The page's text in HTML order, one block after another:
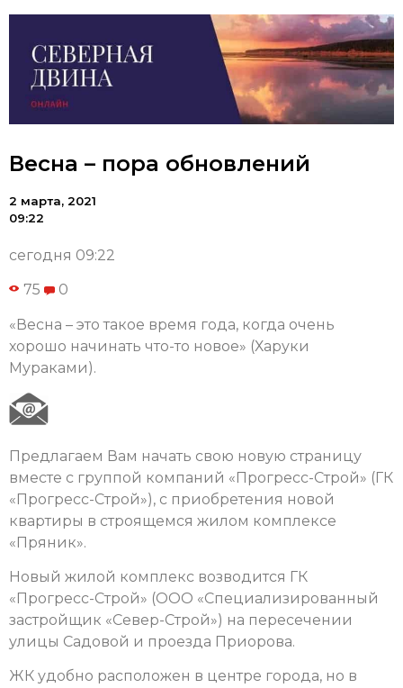
Весна – пора обновлений
2 марта, 2021
09:22
сегодня 09:22
75 0
«Весна – это такое время года, когда очень
хорошо начинать что-то новое» (Харуки
Мураками).
Предлагаем Вам начать свою новую страницу
вместе с группой компаний «Прогресс-Строй» (ГК
«Прогресс-Строй»), с приобретения новой
квартиры в строящемся жилом комплексе
«Пряник».
Новый жилой комплекс возводится ГК
«Прогресс-Строй» (ООО «Специализированный
застройщик «Север-Строй») на пересечении
улицы Садовой и проезда Приорова.
ЖК удобно расположен в центре города, но в